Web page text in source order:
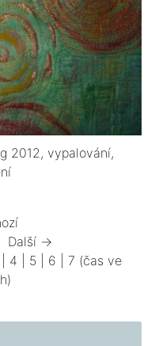
2012, vypalování,
Další →
4 5 6 7 (čas ve